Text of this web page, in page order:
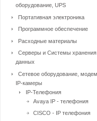
оборудование, UPS
Портативная электроника
Программное обеспечение
Расходные материалы
Серверы и Системы хранения
данных
Сетевое оборудование,
IP-камеры
IP-Телефония
Avaya IP - телефония
CISCO - IP телефония